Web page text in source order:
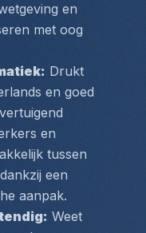
en
met oog
Drukt
en goed
en
tussen
een
aanpak.
Weet